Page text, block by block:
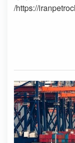
این رویداد می‌توانند به سایت https://iranpetrochem.com/